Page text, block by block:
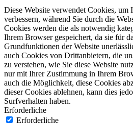
Diese Website verwendet Cookies, um
verbessern, während Sie durch die
Cookies werden die als notwendig
Ihrem Browser gespeichert, da sie für
Grundfunktionen der Website
auch Cookies von Drittanbietern, die
zu verstehen, wie Sie diese Website
nur mit Ihrer Zustimmung in Ihrem
auch die Möglichkeit, diese Cookies
dieser Cookies ablehnen, kann dies
Surfverhalten haben.
Erforderliche
Erforderliche